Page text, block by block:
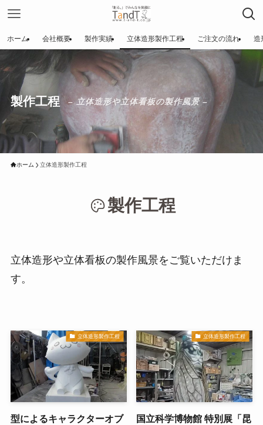
ホーム 会社概要 製作実績 立体造形製作工程 ご注文の流れ 造
製作工程 – 立体造形や立体看板の製作風景 –
ホーム 立体造形製作工程
製作工程
立体造形や立体看板の製作風景をご覧いただけま
す。
立体造形製作工程
型によるキャラクターオブ
立体造形製作工程
国立科学博物館 特別展「昆